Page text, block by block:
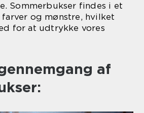
Sommerbukser findes i et
og mønstre, hvilket
for at udtrykke vores
af